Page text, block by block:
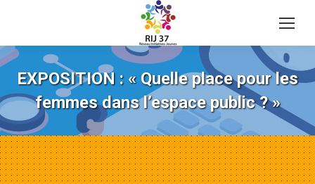
EXPOSITION : « Quelle place pour les
femmes dans l’espace public ? »